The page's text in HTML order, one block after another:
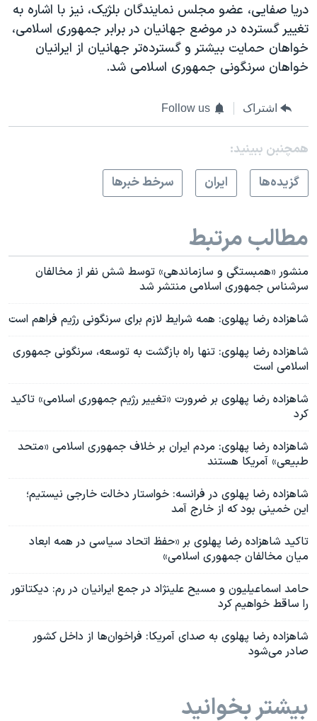
دریا صفایی، عضو مجلس نمایندگان بلژیک، نیز با اشاره به
تغییر گسترده در موضع جهانیان در برابر جمهوری اسلامی،
خواهان حمایت بیشتر و گسترده‌تر جهانیان از ایرانیان
خواهان سرنگونی جمهوری اسلامی شد.
اشتراک Follow us
همچنبن ببینید:
گزيده‌ها
ايران سرخط خبرها
مطالب مرتبط
منشور «همبستگی و سازماندهی» توسط شش نفر از مخالفان
سرشناس جمهوری اسلامی منتشر شد
شاهزاده رضا پهلوی:‌ همه شرایط لازم برای سرنگونی رژیم فراهم است
شاهزاده رضا پهلوی: تنها راه بازگشت به توسعه،‌ سرنگونی جمهوری
اسلامی است
شاهزاده رضا پهلوی بر ضرورت «تغییر رژیم جمهوری اسلامی» تاکید
کرد
شاهزاده رضا پهلوی: مردم ایران بر خلاف جمهوری اسلامی «متحد
طبیعی» آمریکا هستند
شاهزاده رضا پهلوی در فرانسه: خواستار دخالت خارجی نیستیم؛
این خمینی بود که از خارج آمد
تاکید شاهزاده رضا پهلوی بر «حفظ اتحاد سیاسی در همه ابعاد
میان مخالفان جمهوری اسلامی»
حامد اسماعیلیون و مسیح علینژاد در جمع ایرانیان در رم: دیکتاتور
را ساقط خواهیم کرد
شاهزاده رضا پهلوی به صدای آمریکا: فراخوان‌ها از داخل کشور
صادر می‌شود
بیشتر بخوانید